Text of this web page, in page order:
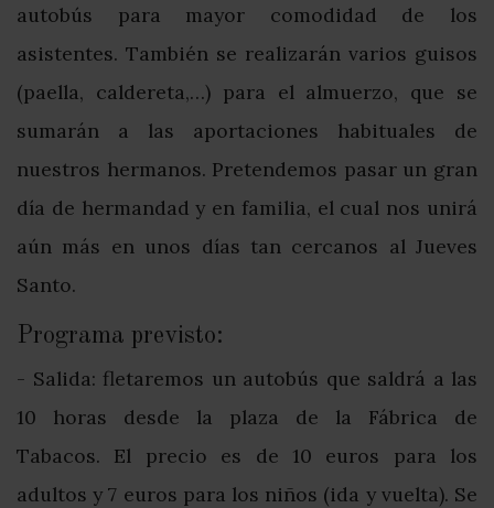
autobús para mayor comodidad de los
asistentes. También se realizarán varios guisos
(paella, caldereta,…) para el almuerzo, que se
sumarán a las aportaciones habituales de
nuestros hermanos. Pretendemos pasar un gran
día de hermandad y en familia, el cual nos unirá
aún más en unos días tan cercanos al Jueves
Santo.
Programa previsto:
- Salida: fletaremos un autobús que saldrá a las
10 horas desde la plaza de la Fábrica de
Tabacos. El precio es de 10 euros para los
adultos y 7 euros para los niños (ida y vuelta). Se